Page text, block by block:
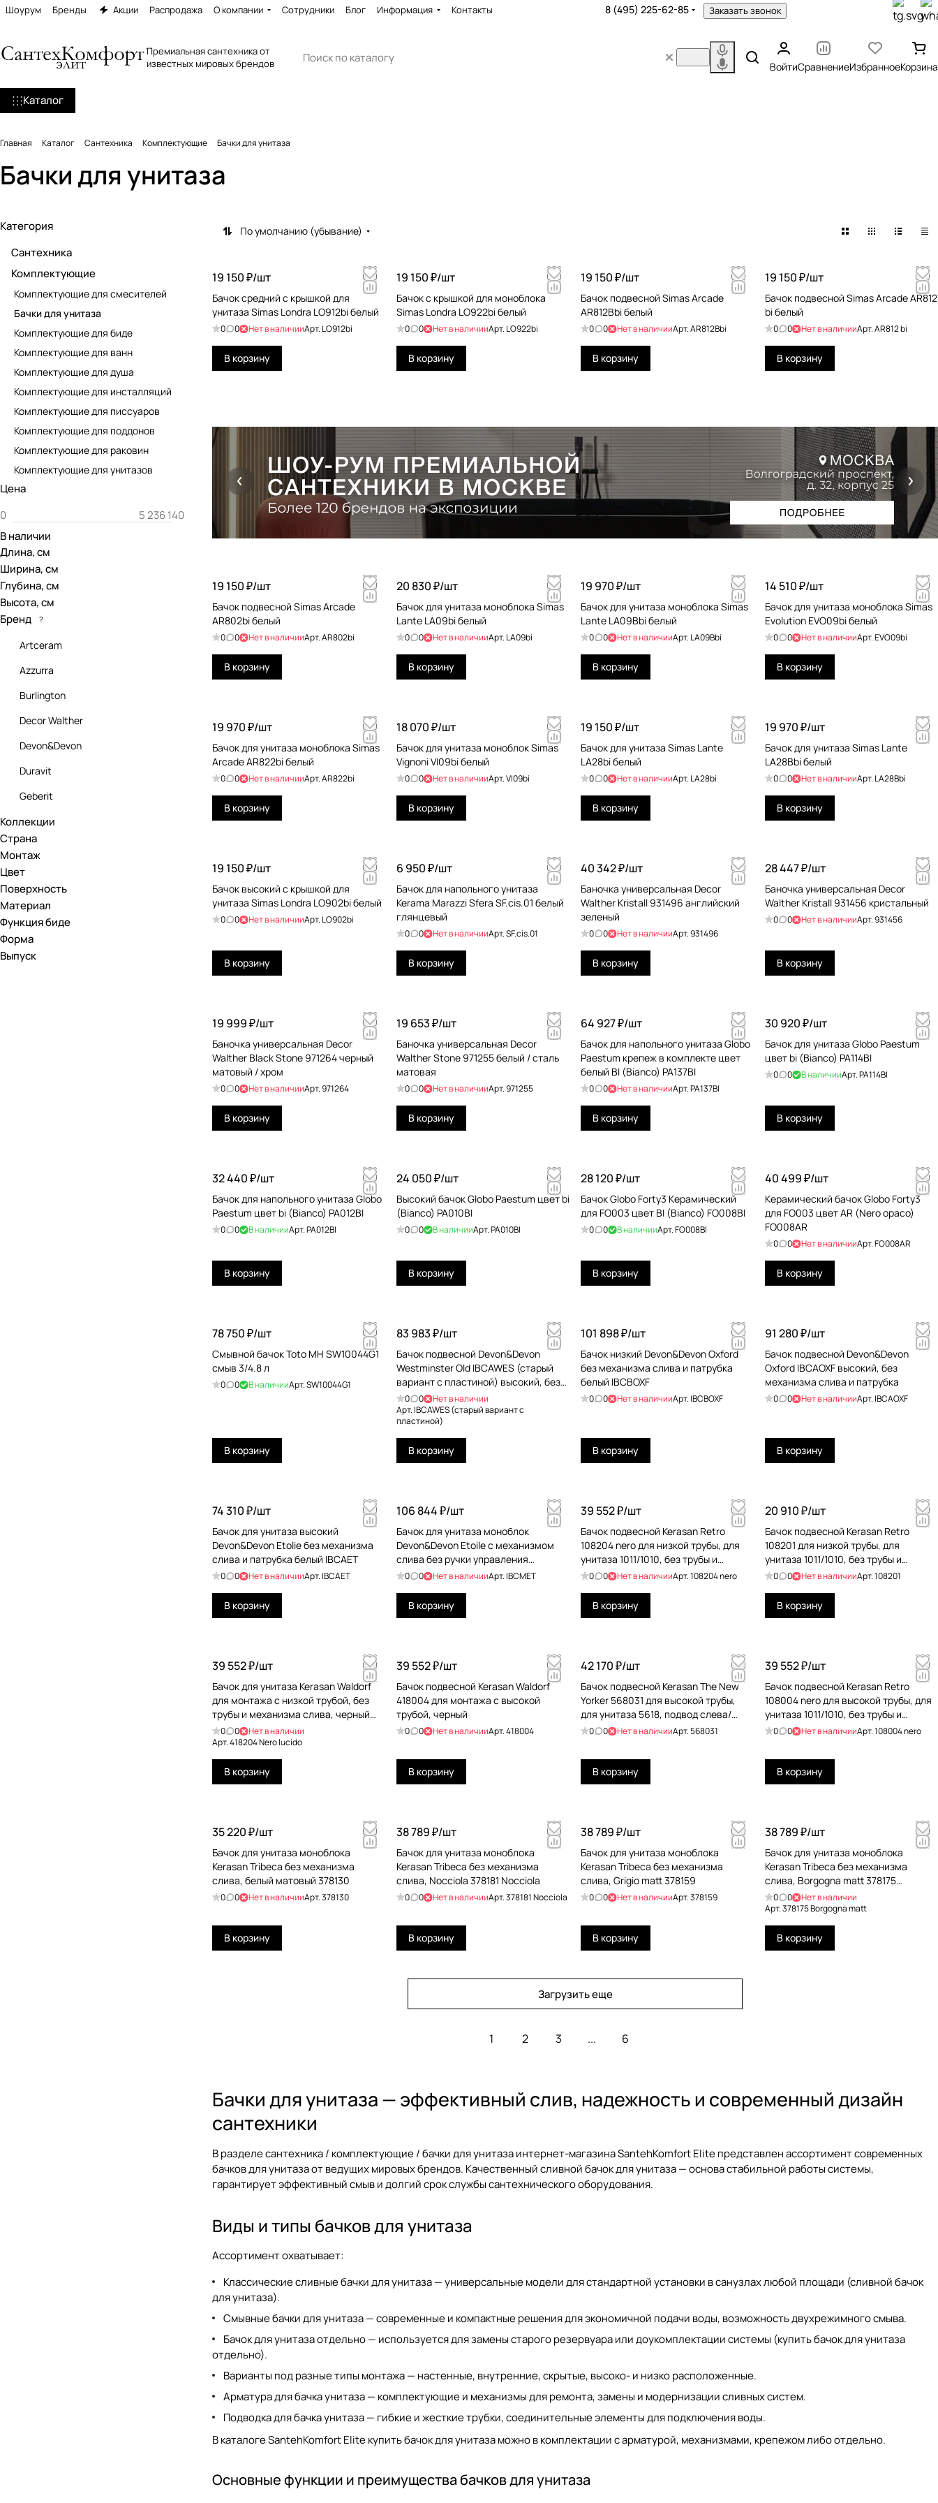
Шоурум Бренды Акции Распродажа О компании Сотрудники Блог Информация Контакты 8 (495) 225-62-85 Заказать звонок
Премиальная сантехника от
известных мировых брендов
ВойтиСравнениеИзбранноеКорзина
Каталог
Главная Каталог Сантехника Комплектующие Бачки для унитаза
Бачки для унитаза
По умолчанию (убывание)
19 150 ₽/шт
Бачок средний с крышкой для
унитаза Simas Londra LO912bi белый
0 0 Нет в наличииАрт. LO912bi
В корзину
19 150 ₽/шт
Бачок с крышкой для моноблока
Simas Londra LO922bi белый
0 0 Нет в наличииАрт. LO922bi
В корзину
19 150 ₽/шт
Бачок подвесной Simas Arcade
AR812Bbi белый
0 0 Нет в наличииАрт.AR812Bbi
В корзину
19 150 ₽/шт
Бачок подвесной Simas Arcade AR812
bi белый
0 0 Нет в наличииАрт.AR812 bi
В корзину
19 150 ₽/шт
Бачок подвесной Simas Arcade
AR802bi белый
0 0 Нет в наличииАрт.AR802bi
В корзину
20 830 ₽/шт
Бачок для унитаза моноблока Simas
Lante LA09bi белый
0 0 Нет в наличииАрт. LA09bi
В корзину
19 970 ₽/шт
Бачок для унитаза моноблока Simas
Lante LA09Bbi белый
0 0 Нет в наличииАрт. LA09Bbi
В корзину
14 510 ₽/шт
Бачок для унитаза моноблока Simas
Evolution EVO09bi белый
0 0 Нет в наличииАрт.EVO09bi
В корзину
19 970 ₽/шт
Бачок для унитаза моноблока Simas
Arcade AR822bi белый
0 0 Нет в наличииАрт.AR822bi
В корзину
18 070 ₽/шт
Бачок для унитаза моноблок Simas
Vignoni VI09bi белый
0 0 Нет в наличииАрт.VI09bi
В корзину
19 150 ₽/шт
Бачок для унитаза Simas Lante
LA28bi белый
0 0 Нет в наличииАрт. LA28bi
В корзину
19 970 ₽/шт
Бачок для унитаза Simas Lante
LA28Bbi белый
0 0 Нет в наличииАрт. LA28Bbi
В корзину
19 150 ₽/шт
Бачок высокий с крышкой для
унитаза Simas Londra LO902bi белый
0 0 Нет в наличииАрт. LO902bi
В корзину
6 950 ₽/шт
Бачок для напольного унитаза
Kerama Marazzi Sfera SF.cis.01 белый
глянцевый
0 0 Нет в наличииАрт.SF.cis.01
В корзину
40 342 ₽/шт
Баночка универсальная Decor
Walther Kristall 931496 английский
зеленый
0 0 Нет в наличииАрт.931496
В корзину
28 447 ₽/шт
Баночка универсальная Decor
Walther Kristall 931456 кристальный
0 0 Нет в наличииАрт.931456
В корзину
19 999 ₽/шт
Баночка универсальная Decor
Walther Black Stone 971264 черный
матовый / хром
0 0 Нет в наличииАрт.971264
В корзину
19 653 ₽/шт
Баночка универсальная Decor
Walther Stone 971255 белый / сталь
матовая
0 0 Нет в наличииАрт.971255
В корзину
64 927 ₽/шт
Бачок для напольного унитаза Globo
Paestum крепеж в комплекте цвет
белый BI (Bianco) PA137BI
0 0 Нет в наличииАрт.PA137BI
В корзину
30 920 ₽/шт
Бачок для унитаза Globo Paestum
цвет bi (Bianco) PA114BI
0 0 В наличииАрт.PA114BI
В корзину
32 440 ₽/шт
Бачок для напольного унитаза Globo
Paestum цвет bi (Bianco) PA012BI
0 0 В наличииАрт.PA012BI
В корзину
24 050 ₽/шт
Высокий бачок Globo Paestum цвет bi
(Bianco) PA010BI
0 0 В наличииАрт.PA010BI
В корзину
28 120 ₽/шт
Бачок Globo Forty3 Керамический
для FO003 цвет BI (Bianco) FO008BI
0 0 В наличииАрт.FO008BI
В корзину
40 499 ₽/шт
Керамический бачок Globo Forty3
для FO003 цвет AR (Nero opaco)
FO008AR
0 0 Нет в наличииАрт.FO008AR
В корзину
78 750 ₽/шт
Смывной бачок Toto MH SW10044G1
смыв 3/4.8 л
0 0 В наличииАрт.SW10044G1
В корзину
83 983 ₽/шт
Бачок подвесной Devon&Devon
Westminster Old IBCAWES (старый
вариант с плаcтиной) высокий, без
механизма слива и патрубка
0 0
Нет в наличии
Арт. IBCAWES (старый вариант с
плаcтиной)
В корзину
101 898 ₽/шт
Бачок низкий Devon&Devon Oxford
без механизма слива и патрубка
белый IBCBOXF
0 0 Нет в наличииАрт. IBCBOXF
В корзину
91 280 ₽/шт
Бачок подвесной Devon&Devon
Oxford IBCAOXF высокий, без
механизма слива и патрубка
0 0 Нет в наличииАрт. IBCAOXF
В корзину
74 310 ₽/шт
Бачок для унитаза высокий
Devon&Devon Etolie без механизма
слива и патрубка белый IBCAET
0 0 Нет в наличииАрт. IBCAET
В корзину
106 844 ₽/шт
Бачок для унитаза моноблок
Devon&Devon Etoile с механизмом
слива без ручки управления
механизмом белый IBCMET
0 0 Нет в наличииАрт. IBCMET
В корзину
39 552 ₽/шт
Бачок подвесной Kerasan Retro
108204 nero для низкой трубы, для
унитаза 1011/1010, без трубы и
механизма слива, черный глянец
0 0 Нет в наличииАрт.108204 nero
В корзину
20 910 ₽/шт
Бачок подвесной Kerasan Retro
108201 для низкой трубы, для
унитаза 1011/1010, без трубы и
механизма слива, белый
0 0 Нет в наличииАрт.108201
В корзину
39 552 ₽/шт
Бачок для унитаза Kerasan Waldorf
для монтажа с низкой трубой, без
трубы и механизма слива, черный
418204 Nero lucido
0 0
Нет в наличии
Арт.418204 Nero lucido
В корзину
39 552 ₽/шт
Бачок подвесной Kerasan Waldorf
418004 для монтажа с высокой
трубой, черный
0 0 Нет в наличииАрт.418004
В корзину
42 170 ₽/шт
Бачок подвесной Kerasan The New
Yorker 568031 для высокой трубы,
для унитаза 5618, подвод слева/
справа, черный матовый
0 0 Нет в наличииАрт.568031
В корзину
39 552 ₽/шт
Бачок подвесной Kerasan Retro
108004 nero для высокой трубы, для
унитаза 1011/1010, без трубы и
механизма слива, черный
0 0 Нет в наличииАрт.108004 nero
В корзину
35 220 ₽/шт
Бачок для унитаза моноблока
Kerasan Tribeca без механизма
слива, белый матовый 378130
0 0 Нет в наличииАрт.378130
В корзину
38 789 ₽/шт
Бачок для унитаза моноблока
Kerasan Tribeca без механизма
слива, Nocciola 378181 Nocciola
0 0 Нет в наличииАрт.378181 Nocciola
В корзину
38 789 ₽/шт
Бачок для унитаза моноблока
Kerasan Tribeca без механизма
слива, Grigio matt 378159
0 0 Нет в наличииАрт.378159
В корзину
38 789 ₽/шт
Бачок для унитаза моноблока
Kerasan Tribeca без механизма
слива, Borgogna matt 378175
Borgogna matt
0 0
Нет в наличии
Арт.378175 Borgogna matt
В корзину
Загрузить еще
1 2 3 ... 6
Бачки для унитаза — эффективный слив, надежность и современный дизайн
сантехники
В разделесантехника / комплектующие / бачки для унитазаинтернет-магазина SantehKomfort Elite представлен ассортимент современных
бачков для унитазаот ведущих мировых брендов. Качественныйсливной бачок для унитаза— основа стабильной работы системы,
гарантирует эффективный смыв и долгий срок службы сантехнического оборудования.
Виды и типы бачков для унитаза
Ассортимент охватывает:
Классические сливные бачки для унитаза — универсальные модели для стандартной установки в санузлах любой площади (сливной бачок
для унитаза).
Смывные бачки для унитаза — современные и компактные решения для экономичной подачи воды, возможность двухрежимного смыва.
Бачок для унитаза отдельно — используется для замены старого резервуара или доукомплектации системы (купить бачок для унитаза
отдельно).
Варианты под разные типы монтажа — настенные, внутренние, скрытые, высоко- и низко расположенные.
Арматура для бачка унитаза — комплектующие и механизмы для ремонта, замены и модернизации сливных систем.
Подводка для бачка унитаза — гибкие и жесткие трубки, соединительные элементы для подключения воды.
В каталоге SantehKomfort Eliteкупить бачок для унитазаможно в комплектации с арматурой, механизмами, крепежом либо отдельно.
Основные функции и преимущества бачков для унитаза
Категория
Сантехника
Комплектующие
Комплектующие для смесителей
Бачки для унитаза
Комплектующие для биде
Комплектующие для ванн
Комплектующие для душа
Комплектующие для инсталляций
Комплектующие для писсуаров
Комплектующие для поддонов
Комплектующие для раковин
Комплектующие для унитазов
Цена
В наличии
Длина, см
Ширина, см
Глубина, см
Высота, см
Бренд
?
Artceram
Azzurra
Burlington
Decor Walther
Devon&Devon
Duravit
Geberit
Globo
Grohe
GSG Ceramic Design
Hatria
Jacob Delafon
Kerama Marazzi
Коллекции
Страна
Монтаж
Цвет
Поверхность
Материал
Функция биде
Форма
Выпуск